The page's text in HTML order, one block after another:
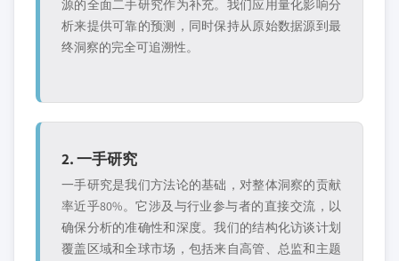
源的全面二手研究作为补充。我们应用量化影响分
析来提供可靠的预测，同时保持从原始数据源到最
终洞察的完全可追溯性。
2. 一手研究
一手研究是我们方法论的基础，对整体洞察的贡献
率近乎80%。它涉及与行业参与者的直接交流，以
确保分析的准确性和深度。我们的结构化访谈计划
覆盖区域和全球市场，包括来自高管、总监和主题